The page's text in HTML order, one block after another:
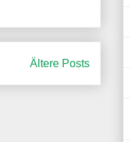
Ältere Posts